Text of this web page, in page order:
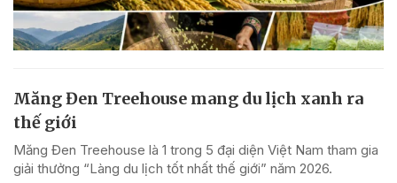
Măng Đen Treehouse mang du lịch xanh ra
thế giới
Măng Đen Treehouse là 1 trong 5 đại diện Việt Nam tham gia
giải thưởng “Làng du lịch tốt nhất thế giới” năm 2026.